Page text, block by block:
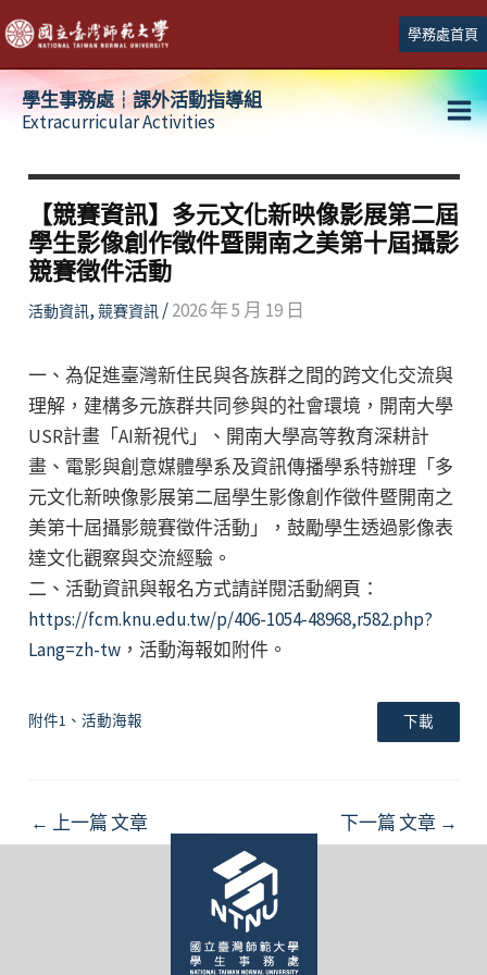
跳
至
主
學務處首頁
學生事務處┆課外活動指導組
Extracurricular Activities
【競賽資訊】多元文化新映像影展第二屆
學生影像創作徵件暨開南之美第十屆攝影
競賽徵件活動
活動資訊, 競賽資訊/2026 年 5 月 19 日
一、為促進臺灣新住民與各族群之間的跨文化交流與
理解，建構多元族群共同參與的社會環境，開南大學
USR計畫「AI新視代」、開南大學高等教育深耕計
畫、電影與創意媒體學系及資訊傳播學系特辦理「多
元文化新映像影展第二屆學生影像創作徵件暨開南之
美第十屆攝影競賽徵件活動」，鼓勵學生透過影像表
達文化觀察與交流經驗。
二、活動資訊與報名方式請詳閱活動網頁：
https://fcm.knu.edu.tw/p/406-1054-48968,r582.php?
Lang=zh-tw，活動海報如附件。
附件1、活動海報 下載
Post
navigation
← 上一篇 文章 下一篇 文章 →